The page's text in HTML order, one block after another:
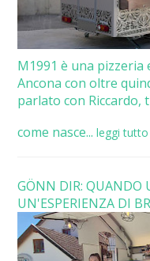
M1991 è una
Ancona con oltre
parlato con Riccardo,
come nasce... leggi tutto
GÖNN DIR: QUANDO
UN'ESPERIENZA DI